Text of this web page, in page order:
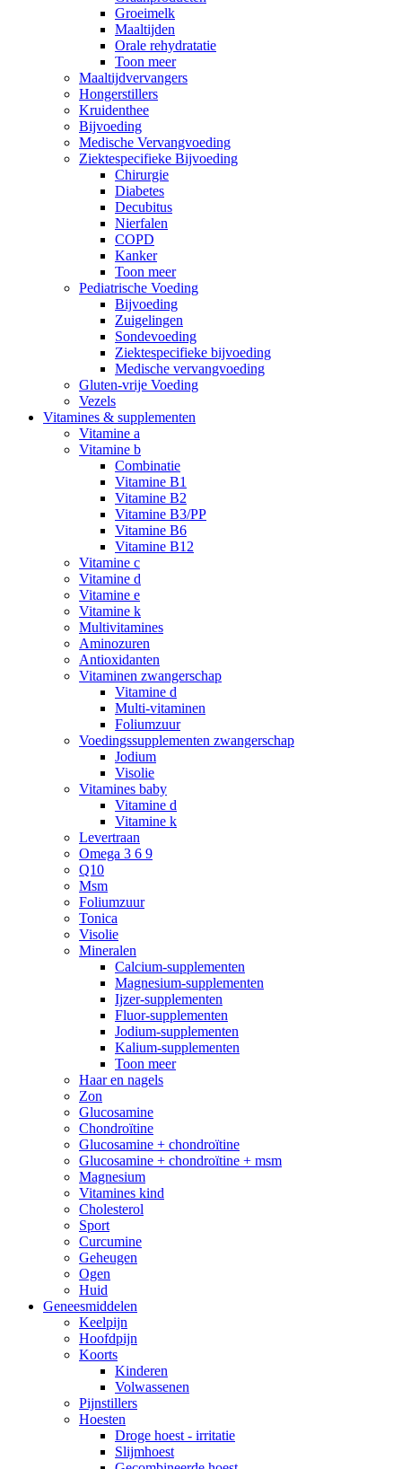
Groeimelk
Maaltijden
Orale rehydratatie
Toon meer
Maaltijdvervangers
Hongerstillers
Kruidenthee
Bijvoeding
Medische Vervangvoeding
Ziektespecifieke Bijvoeding
Chirurgie
Diabetes
Decubitus
Nierfalen
COPD
Kanker
Toon meer
Pediatrische Voeding
Bijvoeding
Zuigelingen
Sondevoeding
Ziektespecifieke bijvoeding
Medische vervangvoeding
Gluten-vrije Voeding
Vezels
Vitamines & supplementen
Vitamine a
Vitamine b
Combinatie
Vitamine B1
Vitamine B2
Vitamine B3/PP
Vitamine B6
Vitamine B12
Vitamine c
Vitamine d
Vitamine e
Vitamine k
Multivitamines
Aminozuren
Antioxidanten
Vitaminen zwangerschap
Vitamine d
Multi-vitaminen
Foliumzuur
Voedingssupplementen zwangerschap
Jodium
Visolie
Vitamines baby
Vitamine d
Vitamine k
Levertraan
Omega 3 6 9
Q10
Msm
Foliumzuur
Tonica
Visolie
Mineralen
Calcium-supplementen
Magnesium-supplementen
Ijzer-supplementen
Fluor-supplementen
Jodium-supplementen
Kalium-supplementen
Toon meer
Haar en nagels
Zon
Glucosamine
Chondroïtine
Glucosamine + chondroïtine
Glucosamine + chondroïtine + msm
Magnesium
Vitamines kind
Cholesterol
Sport
Curcumine
Geheugen
Ogen
Huid
Geneesmiddelen
Keelpijn
Hoofdpijn
Koorts
Kinderen
Volwassenen
Pijnstillers
Hoesten
Droge hoest - irritatie
Slijmhoest